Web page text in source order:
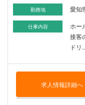
勤務地 愛知
仕事内容
ホー
接客
ドリ
求人情報詳細へ